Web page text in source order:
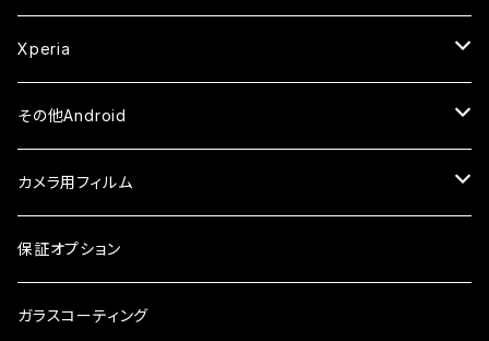
セラミックフィルム
セラミックフィルム
ガラスフィルム
ケース・カバー
iPhone6
ガラスフィルム
ケース・カバー
ケース
ガラスフィルム
ケース
iPhone7Plus
ガラスフィルム
ケース
iPhone8Plus
ガラスフィルム
ケース
セラミックフィルム
ケース
ガラスフィルム
セラミックフィルム
ケース
Xperia
ガラスフィルム
その他Android
AQUOS
ガラスフィルム
arrows
ガラスフィルム
シンプルスマホ
カメラ用フィルム
iPhone
iPhone17e
Android
保証オプション
ガラスコーティング